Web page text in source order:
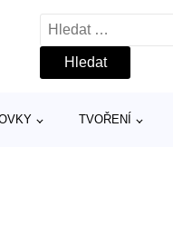
Vyhledávání
TVOŘENÍ